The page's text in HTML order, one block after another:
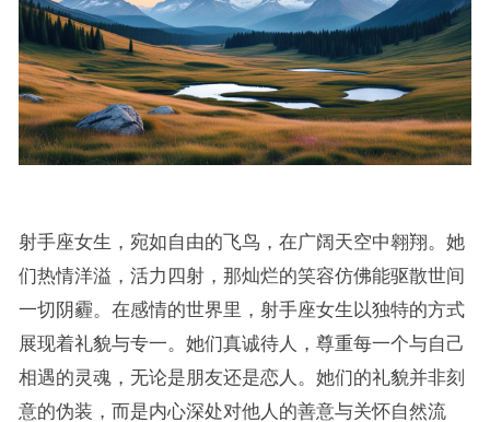
射手座女生，宛如自由的飞鸟，在广阔天空中翱翔。她
们热情洋溢，活力四射，那灿烂的笑容仿佛能驱散世间
一切阴霾。在感情的世界里，射手座女生以独特的方式
展现着礼貌与专一。她们真诚待人，尊重每一个与自己
相遇的灵魂，无论是朋友还是恋人。她们的礼貌并非刻
意的伪装，而是内心深处对他人的善意与关怀自然流